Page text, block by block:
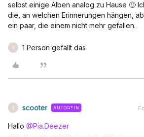
selbst einige Alben analog zu Hause 🙂
die, an welchen Erinnerungen hängen,
ein paar, die einem nicht mehr gefallen.
S 1 Person gefällt das
S scooter AUTOR*IN
Hallo @Pia.Deezer